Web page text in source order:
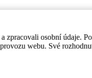
osobní údaje.
webu. Své